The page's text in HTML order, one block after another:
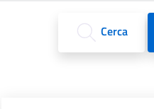
Cerca